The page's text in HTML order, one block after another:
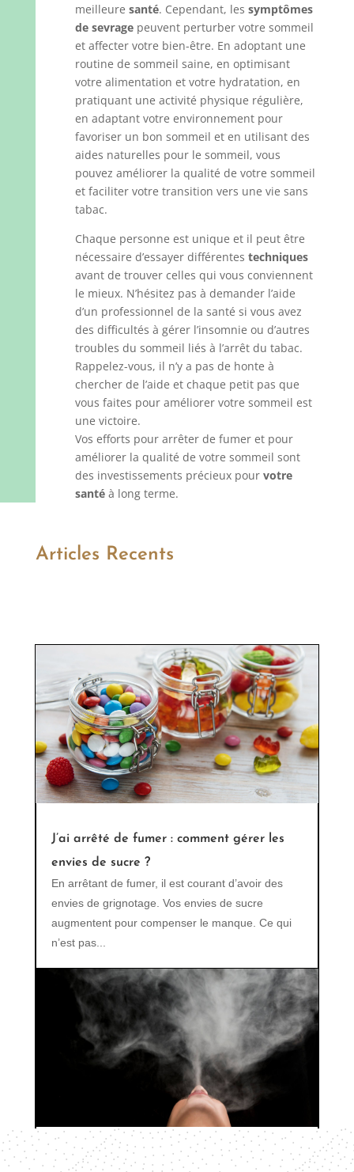
meilleure santé. Cependant, les symptômes
de sevragepeuvent perturber votre sommeil
et affecter votre bien-être. En adoptant une
routine de sommeil saine, en optimisant
votre alimentation et votre hydratation, en
pratiquant une activité physique régulière,
en adaptant votre environnement pour
favoriser un bon sommeil et en utilisant des
aides naturelles pour le sommeil, vous
pouvez améliorer la qualité de votre sommeil
et faciliter votre transition vers une vie sans
tabac.
Chaque personne est unique et il peut être
nécessaire d’essayer différentes techniques
avant de trouver celles qui vous conviennent
le mieux. N’hésitez pas à demander l’aide
d’un professionnel de la santé si vous avez
des difficultés à gérer l’insomnie ou d’autres
troubles du sommeil liés à l’arrêt du tabac.
Rappelez-vous, il n’y a pas de honte à
chercher de l’aide et chaque petit pas que
vous faites pour améliorer votre sommeil est
une victoire.
Vos efforts pour arrêter de fumer et pour
améliorer la qualité de votre sommeil sont
des investissements précieux pour votre
santéà long terme.
Articles Recents
J’ai arrêté de fumer : comment gérer les
envies de sucre ?
En arrêtant de fumer, il est courant d’avoir des
envies de grignotage. Vos envies de sucre
augmentent pour compenser le manque. Ce qui
n’est pas...
Les effets secondaires de la cigarette